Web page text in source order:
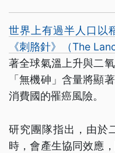
世界上有過半人口以
《刺胳針》（The
著全球氣溫上升與二
「無機砷」含量將顯
消費國的罹癌風險。
研究團隊指出，由於
時，會產生協同效應